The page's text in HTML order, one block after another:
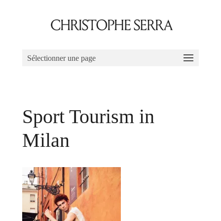
Sélectionner une page
Sport Tourism in
Milan